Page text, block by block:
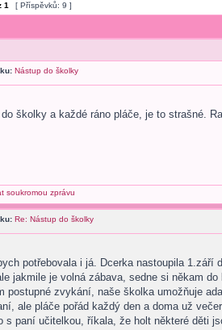
1 [ Příspěvků: 9 ]
Nástup do školky
školky a každé ráno pláče, je to strašné.
Re: Nástup do školky
potřebovala i já. Dcerka nastoupila
jakmile je volná zábava, sedne si někam do
postupné zvykání, naše školka umožňuje
ale pláče pořád každý den a doma už
s paní učitelkou, říkala, že holt některé děti